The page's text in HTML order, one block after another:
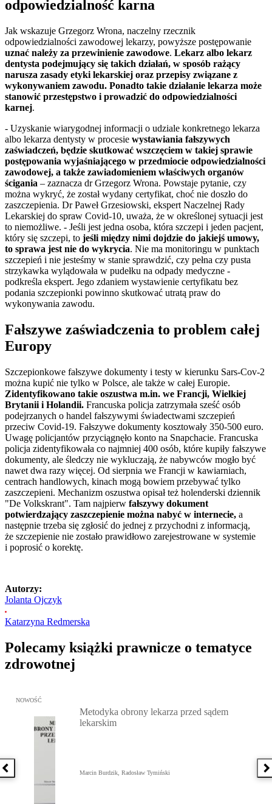
odpowiedzialność karna
Jak wskazuje Grzegorz Wrona, naczelny rzecznik
odpowiedzialności zawodowej lekarzy, powyższe postępowanie
uznać należy za przewinienie zawodowe. Lekarz albo lekarz
dentysta podejmujący się takich działań, w sposób rażący
narusza zasady etyki lekarskiej oraz przepisy związane z
wykonywaniem zawodu. Ponadto takie działanie lekarza może
stanowić przestępstwo i prowadzić do odpowiedzialności
karnej.
- Uzyskanie wiarygodnej informacji o udziale konkretnego lekarza
albo lekarza dentysty w procesie wystawiania fałszywych
zaświadczeń, będzie skutkować wszczęciem w takiej sprawie
postępowania wyjaśniającego w przedmiocie odpowiedzialności
zawodowej, a także zawiadomieniem właściwych organów
ścigania – zaznacza dr Grzegorz Wrona. Powstaje pytanie, czy
można wykryć, że został wydany certyfikat, choć nie doszło do
zaszczepienia. Dr Paweł Grzesiowski, ekspert Naczelnej Rady
Lekarskiej do spraw Covid-10, uważa, że w określonej sytuacji jest
to niemożliwe. - Jeśli jest jedna osoba, która szczepi i jeden pacjent,
który się szczepi, to jeśli między nimi dojdzie do jakiejś umowy,
to sprawa jest nie do wykrycia. Nie ma monitoringu w punktach
szczepień i nie jesteśmy w stanie sprawdzić, czy pełna czy pusta
strzykawka wylądowała w pudełku na odpady medyczne -
podkreśla ekspert. Jego zdaniem wystawienie certyfikatu bez
podania szczepionki powinno skutkować utratą praw do
wykonywania zawodu.
Fałszywe zaświadczenia to problem całej
Europy
Szczepionkowe fałszywe dokumenty i testy w kierunku Sars-Cov-2
można kupić nie tylko w Polsce, ale także w całej Europie.
Zidentyfikowano takie oszustwa m.in. we Francji, Wielkiej
Brytanii i Holandii. Francuska policja zatrzymała sześć osób
podejrzanych o handel fałszywymi świadectwami szczepień
przeciw Covid-19. Fałszywe dokumenty kosztowały 350-500 euro.
Uwagę policjantów przyciągnęło konto na Snapchacie. Francuska
policja zidentyfikowała co najmniej 400 osób, które kupiły fałszywe
dokumenty, ale śledczy nie wykluczają, że nabywców mogło być
nawet dwa razy więcej. Od sierpnia we Francji w kawiarniach,
centrach handlowych, kinach mogą bowiem przebywać tylko
zaszczepieni. Mechanizm oszustwa opisał też holenderski dziennik
"De Volkskrant". Tam najpierw fałszywy dokument
potwierdzający zaszczepienie można nabyć w internecie, a
następnie trzeba się zgłosić do jednej z przychodni z informacją,
że szczepienie nie zostało prawidłowo zarejestrowane w systemie
i poprosić o korektę.
Autorzy:
Jolanta Ojczyk
Katarzyna Redmerska
Polecamy książki prawnicze o tematyce
zdrowotnej
Poprzednia książka
Przejdź do: Metodyka obrony lekarza przed sądem lekarskim,
NOWOŚĆ
Metodyka obrony lekarza przed sądem
lekarskim
Marcin Burdzik, Radosław Tymiński